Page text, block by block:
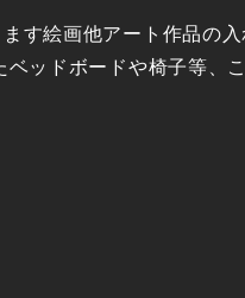
す絵画他アート作品の入
ッドボードや椅子等、